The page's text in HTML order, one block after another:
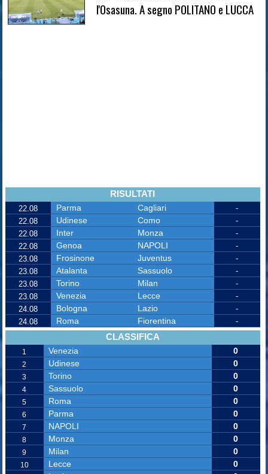
l'Osasuna. A segno POLITANO e LUCCA
RISULTATI
22.08 Parma Cagliari
-
22.08
Udinese Como
-
22.08
Inter Monza
-
22.08
Genoa NAPOLI
-
23.08
Frosinone Juventus
-
23.08
Atalanta Sassuolo
-
23.08
Torino Milan
-
23.08
Venezia Lecce
-
24.08
Bologna Lazio
-
24.08
Roma Fiorentina -
CLASSIFICA
1 Venezia 0
2 Udinese 0
3 Torino 0
4 Sassuolo 0
5 Roma 0
6 Parma 0
7 NAPOLI 0
8 Monza 0
9 Milan 0
10 Lecce 0